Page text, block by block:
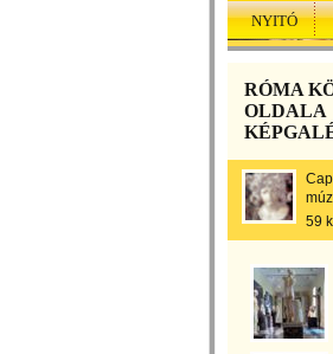
NYITÓ
RÓMA
OLDALA
59